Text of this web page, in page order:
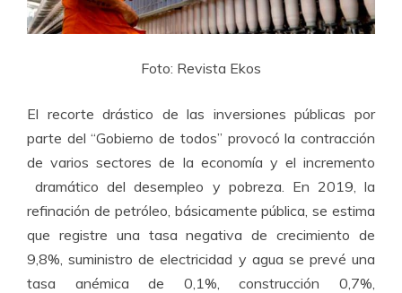
Foto: Revista Ekos
El recorte drástico de las inversiones públicas por
parte del “Gobierno de todos” provocó la contracción
de varios sectores de la economía y el incremento
dramático del desempleo y pobreza. En 2019, la
refinación de petróleo, básicamente pública, se estima
que registre una tasa negativa de crecimiento de
9,8%, suministro de electricidad y agua se prevé una
tasa anémica de 0,1%, construcción 0,7%,